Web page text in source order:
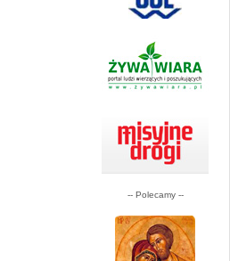
-- Polecamy --